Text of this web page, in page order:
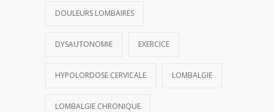
DOULEURS LOMBAIRES
DYSAUTONOMIE EXERCICE
HYPOLORDOSE CERVICALE LOMBALGIE
LOMBALGIE CHRONIQUE